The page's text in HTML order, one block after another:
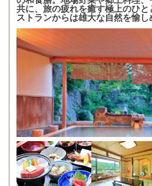
共に、旅の疲れを癒す極上のひ
ストランからは雄大な自然を愉し